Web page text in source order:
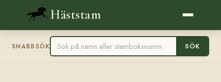
Häststam
SNABBSÖK SÖK